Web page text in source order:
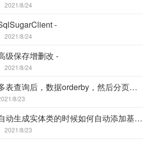
2021/8/24
-
2021/8/24
级保存增删改 -
2021/8/24
[SqlSugar] 多表查询后，数据orderby，然后分页，直接报错。 -
8/23
[SqlSugar] 自动生成实体类的时候如何自动添加基类？？？求助一下各位大神 -
2021/8/23